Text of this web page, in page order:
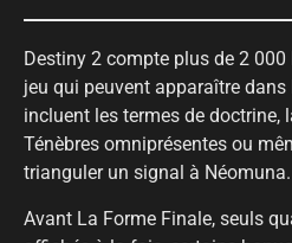
Destiny 2 compte plus de 2
jeu qui peuvent apparaître dans
incluent les termes de doctrine,
Ténèbres omniprésentes ou
trianguler un signal à Néomuna.
Avant La Forme Finale, seuls